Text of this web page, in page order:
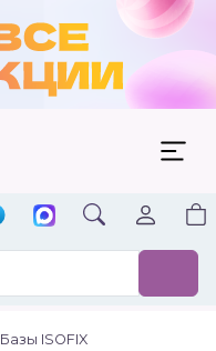
Базы ISOFIX